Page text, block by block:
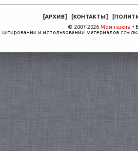
[АРХИВ] [КОНТАКТЫ] [
© 2007-2026 Моя газета •
и использовании материалов